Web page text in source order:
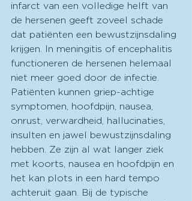
infarct van een volledige helft van
de hersenen geeft zoveel schade
dat patiënten een bewustzijnsdaling
krijgen. In meningitis of encephalitis
functioneren de hersenen helemaal
niet meer goed door de infectie.
Patiënten kunnen griep-achtige
symptomen, hoofdpijn, nausea,
onrust, verwardheid, hallucinaties,
insulten en jawel bewustzijnsdaling
hebben. Ze zijn al wat langer ziek
met koorts, nausea en hoofdpijn en
het kan plots in een hard tempo
achteruit gaan. Bij de typische